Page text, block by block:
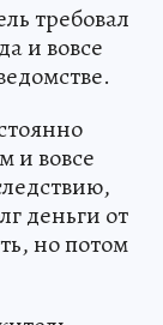
требовал
и вовсе
и вовсе
деньги от
но потом